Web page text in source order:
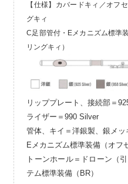
【仕様】カバードキィ／オフ
グキィ
C足部管付・Eメカニズム標準
リングキィ）
リッププレート、接続部＝
ライザー＝990 Silver
管体、キイ＝洋銀製、銀メッ
Eメカニズム標準装備（オフ
トーンホール＝ドローン
テム標準装備（BR）